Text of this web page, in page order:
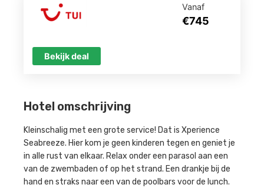
Hotel omschrijving
Kleinschalig met een grote service! Dat is Xperience
Seabreeze. Hier kom je geen kinderen tegen en geniet je
in alle rust van elkaar. Relax onder een parasol aan een
van de zwembaden of op het strand. Een drankje bij de
hand en straks naar een van de poolbars voor de lunch.
Vanaf
€745
Bekijk deal